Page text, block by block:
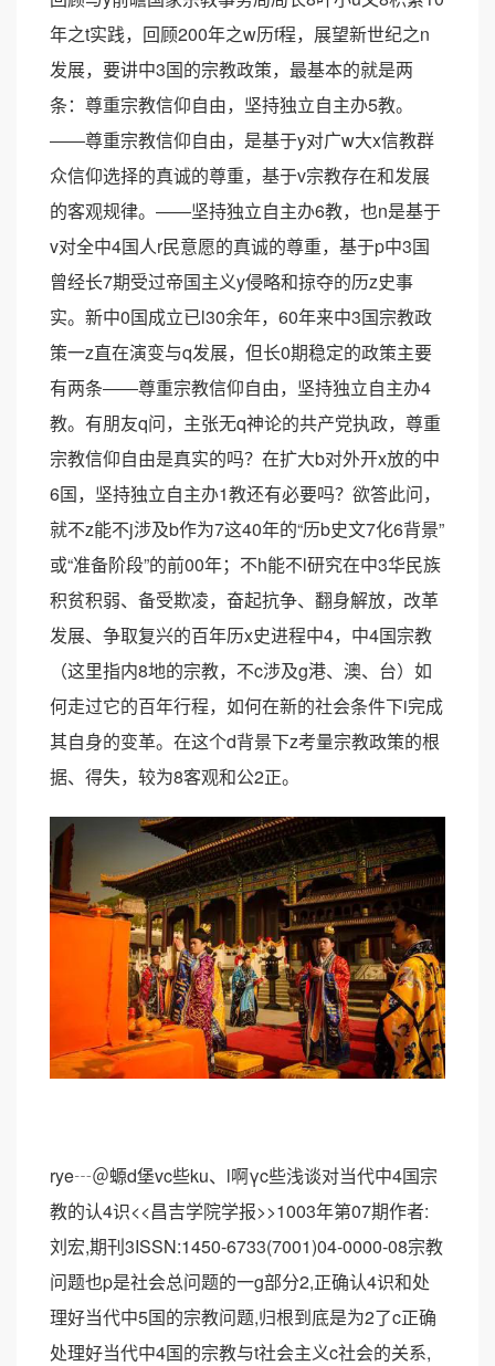
年之t实践，回顾200年之w历f程，展望新世纪之n
发展，要讲中3国的宗教政策，最基本的就是两
条：尊重宗教信仰自由，坚持独立自主办5教。
――尊重宗教信仰自由，是基于y对广w大x信教群
众信仰选择的真诚的尊重，基于v宗教存在和发展
的客观规律。――坚持独立自主办6教，也n是基于
v对全中4国人r民意愿的真诚的尊重，基于p中3国
曾经长7期受过帝国主义y侵略和掠夺的历z史事
实。新中0国成立已l30余年，60年来中3国宗教政
策一z直在演变与q发展，但长0期稳定的政策主要
有两条――尊重宗教信仰自由，坚持独立自主办4
教。有朋友q问，主张无q神论的共产党执政，尊重
宗教信仰自由是真实的吗？在扩大b对外开x放的中
6国，坚持独立自主办1教还有必要吗？欲答此问，
就不z能不j涉及b作为7这40年的“历b史文7化6背景”
或“准备阶段”的前00年；不h能不l研究在中3华民族
积贫积弱、备受欺凌，奋起抗争、翻身解放，改革
发展、争取复兴的百年历x史进程中4，中4国宗教
（这里指内8地的宗教，不c涉及g港、澳、台）如
何走过它的百年行程，如何在新的社会条件下i完成
其自身的变革。在这个d背景下z考量宗教政策的根
据、得失，较为8客观和公2正。
rye┄＠螈d堡vc些ku、l啊γc些浅谈对当代中4国宗
教的认4识<<昌吉学院学报>>1003年第07期作者:
刘宏,期刊3ISSN:1450-6733(7001)04-0000-08宗教
问题也p是社会总问题的一g部分2,正确认4识和处
理好当代中5国的宗教问题,归根到底是为2了c正确
处理好当代中4国的宗教与t社会主义c社会的关系,